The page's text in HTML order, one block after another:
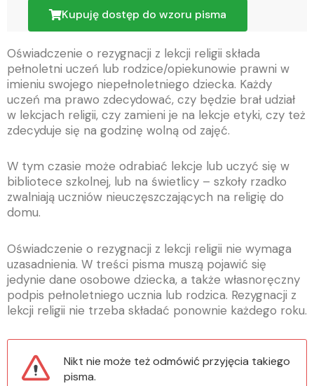
Kupuję dostęp do wzoru pisma
Oświadczenie o rezygnacji z lekcji religii składa
pełnoletni uczeń lub rodzice/opiekunowie prawni w
imieniu swojego niepełnoletniego dziecka. Każdy
uczeń ma prawo zdecydować, czy będzie brał udział
w lekcjach religii, czy zamieni je na lekcje etyki, czy też
zdecyduje się na godzinę wolną od zajęć.
W tym czasie może odrabiać lekcje lub uczyć się w
bibliotece szkolnej, lub na świetlicy – szkoły rzadko
zwalniają uczniów nieuczęszczających na religię do
domu.
Oświadczenie o rezygnacji z lekcji religii nie wymaga
uzasadnienia. W treści pisma muszą pojawić się
jedynie dane osobowe dziecka, a także własnoręczny
podpis pełnoletniego ucznia lub rodzica. Rezygnacji z
lekcji religii nie trzeba składać ponownie każdego roku.
Nikt nie może też odmówić przyjęcia takiego
pisma.